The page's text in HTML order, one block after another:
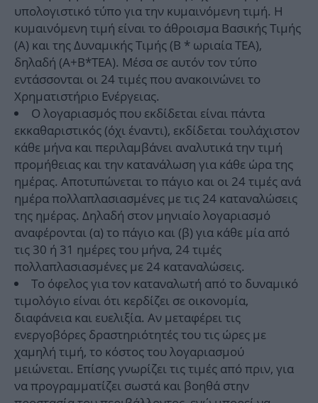
υπολογιστικό τύπο για την κυμαινόμενη τιμή. Η
κυμαινόμενη τιμή είναι το άθροισμα Βασικής Τιμής
(Α) και της Δυναμικής Τιμής (Β * ωριαία ΤΕΑ),
δηλαδή (Α+Β*ΤΕΑ). Μέσα σε αυτόν τον τύπο
εντάσσονται οι 24 τιμές που ανακοινώνει το
Χρηματιστήριο Ενέργειας.
Ο λογαριασμός που εκδίδεται είναι πάντα
εκκαθαριστικός (όχι έναντι), εκδίδεται τουλάχιστον
κάθε μήνα και περιλαμβάνει αναλυτικά την τιμή
προμήθειας και την κατανάλωση για κάθε ώρα της
ημέρας. Αποτυπώνεται το πάγιο και οι 24 τιμές ανά
ημέρα πολλαπλασιασμένες με τις 24 καταναλώσεις
της ημέρας. Δηλαδή στον μηνιαίο λογαριασμό
αναφέρονται (α) το πάγιο και (β) για κάθε μία από
τις 30 ή 31 ημέρες του μήνα, 24 τιμές
πολλαπλασιασμένες με 24 καταναλώσεις.
Το όφελος για τον καταναλωτή από το δυναμικό
τιμολόγιο είναι ότι κερδίζει σε οικονομία,
διαφάνεια και ευελιξία. Αν μεταφέρει τις
ενεργοβόρες δραστηριότητές του τις ώρες με
χαμηλή τιμή, το κόστος του λογαριασμού
μειώνεται. Επίσης γνωρίζει τις τιμές από πριν, για
να προγραμματίζει σωστά και βοηθά στην